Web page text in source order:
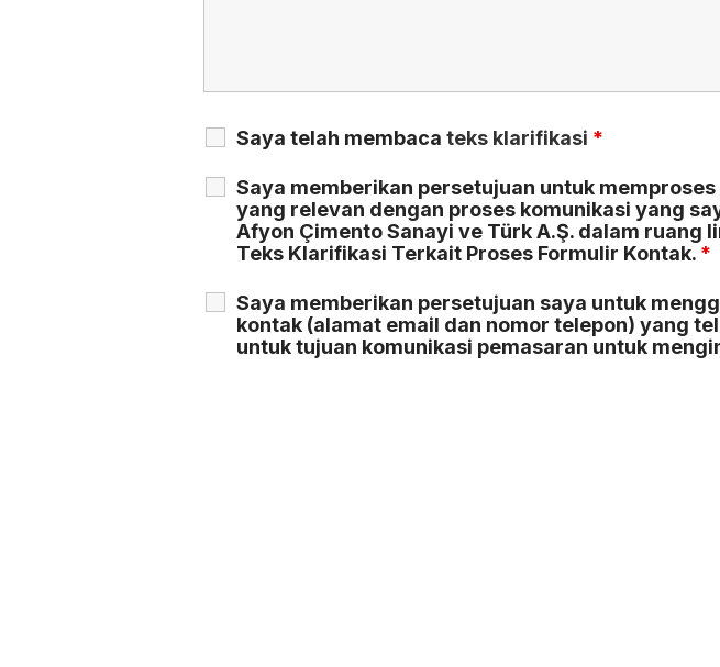
Saya telah membacateks klarifikasi *
Saya memberikan persetujuan untuk
yang relevan dengan proses komunikasi yang
Afyon Çimento Sanayi ve Türk A.Ş. dalam ruang
Teks Klarifikasi Terkait Proses Formulir Kontak. *
Saya memberikan persetujuan saya untuk
kontak (alamat email dan nomor telepon) yang
untuk tujuan komunikasi pemasaran untuk